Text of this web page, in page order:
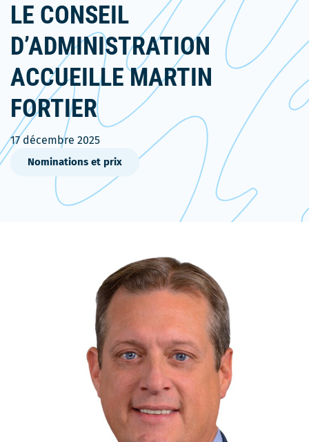
LE CONSEIL
D’ADMINISTRATION
ACCUEILLE MARTIN
FORTIER
17 décembre 2025
Nominations et prix